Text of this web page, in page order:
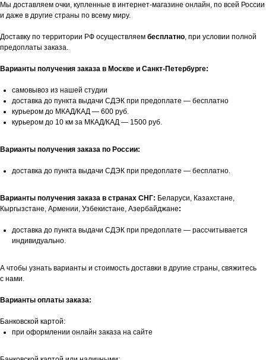
Мы доставляем очки, купленные в интернет-магазине онлайн, по всей России
и даже в другие страны по всему миру.
Доставку по территории РФ осуществляем бесплатно, при условии полной
предоплаты заказа.
Варианты получения заказа в Москве и Санкт-Петербурге:
самовывоз из нашей студии
доставка до пункта выдачи СДЭК при предоплате — бесплатно
курьером до МКАД/КАД — 600 руб.
курьером до 10 км за МКАД/КАД — 1500 руб.
Варианты получения заказа по России:
доставка до пункта выдачи СДЭК при предоплате — бесплатно.
Варианты получения заказа в странах СНГ: Беларуси, Казахстане,
Кыргызстане, Армении, Узбекистане, Азербайджане:
доставка до пункта выдачи СДЭК при предоплате — рассчитывается
индивидуально.
А чтобы узнать варианты и стоимость доставки в другие страны, свяжитесь
с нами.
Варианты оплаты заказа:
Банковской картой:
при оформлении онлайн заказа на сайте